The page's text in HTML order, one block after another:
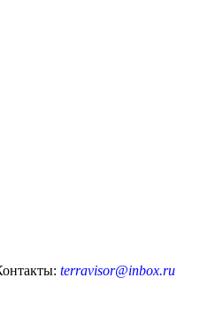
terravisor@inbox.ru